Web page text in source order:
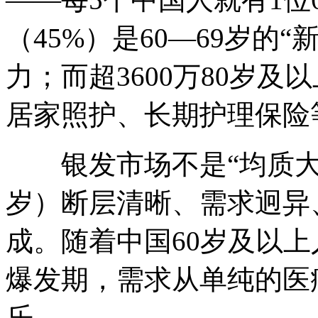
（45%）是60—69岁的“
力；而超3600万80岁及
居家照护、长期护理保
银发市场不是“均质大
岁）断层清晰、需求迥
成。随着中国60岁及以
爆发期，需求从单纯的